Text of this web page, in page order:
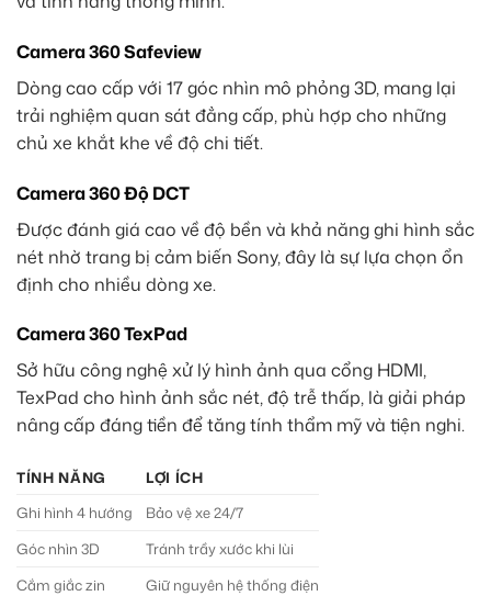
Camera 360 Safeview
Dòng cao cấp với 17 góc nhìn mô phỏng 3D, mang lại
trải nghiệm quan sát đẳng cấp, phù hợp cho những
chủ xe khắt khe về độ chi tiết.
Camera 360 Độ DCT
Được đánh giá cao về độ bền và khả năng ghi hình sắc
nét nhờ trang bị cảm biến Sony, đây là sự lựa chọn ổn
định cho nhiều dòng xe.
Camera 360 TexPad
Sở hữu công nghệ xử lý hình ảnh qua cổng HDMI,
TexPad cho hình ảnh sắc nét, độ trễ thấp, là giải pháp
nâng cấp đáng tiền để tăng tính thẩm mỹ và tiện nghi.
TÍNH NĂNG
LỢI ÍCH
Ghi hình 4 hướng
Bảo vệ xe 24/7
Góc nhìn 3D
Tránh trầy xước khi lùi
Cắm giắc zin
Giữ nguyên hệ thống điện